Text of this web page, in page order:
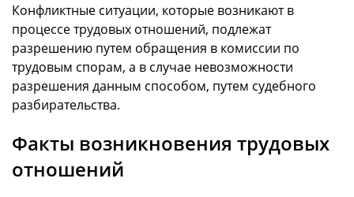
Конфликтные ситуации, которые возникают в
процессе трудовых отношений, подлежат
разрешению путем обращения в комиссии по
трудовым спорам, а в случае невозможности
разрешения данным способом, путем судебного
разбирательства.
Факты возникновения трудовых
отношений